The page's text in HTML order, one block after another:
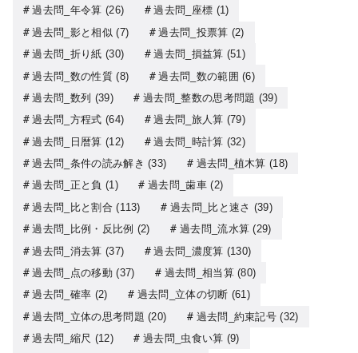
過去問_年令算 (26) 過去問_座標 (1)
過去問_影と相似 (7) 過去問_投票算 (2)
過去問_折り紙 (30) 過去問_損益算 (51)
過去問_数の性質(8) 過去問_数の範囲 (6)
過去問_数列 (39) 過去問_整数の思考問題 (39)
過去問_方程式 (64) 過去問_旅人算 (79)
過去問_日暦算 (12) 過去問_時計算 (32)
過去問_条件の読み解き (33) 過去問_植木算 (18)
過去問_正と負 (1) 過去問_歯車(2)
過去問_比と割合(113) 過去問_比と速さ (39)
過去問_比例・反比例 (2) 過去問_流水算 (29)
過去問_消去算 (37) 過去問_濃度算 (130)
過去問_点の移動(37) 過去問_相当算(80)
過去問_確率 (2) 過去問_立体の切断 (61)
過去問_立体の思考問題 (20) 過去問_約束記号 (32)
過去問_縮尺 (12) 過去問_虫食い算 (9)